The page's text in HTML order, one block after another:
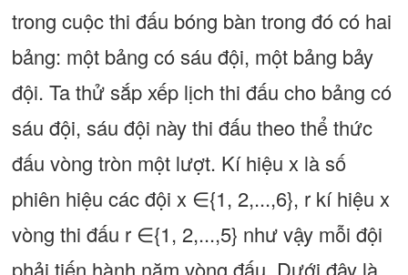
trong cuộc thi đấu bóng bàn trong đó có hai
bảng: một bảng có sáu đội, một bảng bảy
đội. Ta thử sắp xếp lịch thi đấu cho bảng có
sáu đội, sáu đội này thi đấu theo thể thức
đấu vòng tròn một lượt. Kí hiệu x là số
phiên hiệu các đội x ∈{1, 2,...,6}, r kí hiệu x
vòng thi đấu r ∈{1, 2,...,5} như vậy mỗi đội
phải tiến hành năm vòng đấu. Dưới đây là